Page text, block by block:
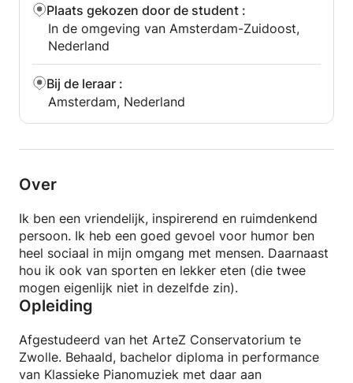
Classical, Hiphop, Jazz, R&B and Pop. In this way I
inspire students to think and make music outside
their own frameworks. I can also give you a good
foundation in Jazz and Pop. In short, the
possibilities are endless and I can't wait to teach
you.
Further advantages:
- Teaching style: passionate, practical and playful.
So whether you are just starting out or are already
at an advanced stage, I can help you!
Plaats gekozen door de student :
In de omgeving van Amsterdam-Zuidoost,
Nederland
Bij de leraar :
Amsterdam, Nederland
Over
Ik ben een vriendelijk, inspirerend en ruimdenkend
persoon. Ik heb een goed gevoel voor humor ben
heel sociaal in mijn omgang met mensen. Daarnaast
hou ik ook van sporten en lekker eten (die twee
mogen eigenlijk niet in dezelfde zin).
Opleiding
Afgestudeerd van het ArteZ Conservatorium te
Zwolle. Behaald, bachelor diploma in performance
van Klassieke Pianomuziek met daar aan